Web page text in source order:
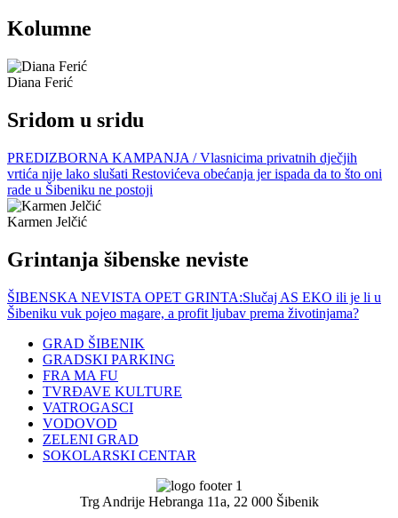
Kolumne
Diana Ferić
Sridom u sridu
PREDIZBORNA KAMPANJA / Vlasnicima privatnih dječjih
vrtića nije lako slušati Restovićeva obećanja jer ispada da to što oni
rade u Šibeniku ne postoji
Karmen Jelčić
Grintanja šibenske neviste
ŠIBENSKA NEVISTA OPET GRINTA:Slučaj AS EKO ili je li u
Šibeniku vuk pojeo magare, a profit ljubav prema životinjama?
GRAD ŠIBENIK
GRADSKI PARKING
FRA MA FU
TVRĐAVE KULTURE
VATROGASCI
VODOVOD
ZELENI GRAD
SOKOLARSKI CENTAR
Trg Andrije Hebranga 11a, 22 000 Šibenik